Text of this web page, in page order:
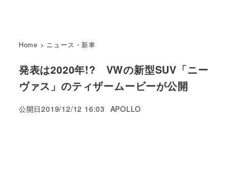
Home > ニュース・新車
発表は2020年!? VWの新型SUV「ニー
ヴァス」のティザームービーが公開
公開日2019/12/12 16:03
著
APOLLO